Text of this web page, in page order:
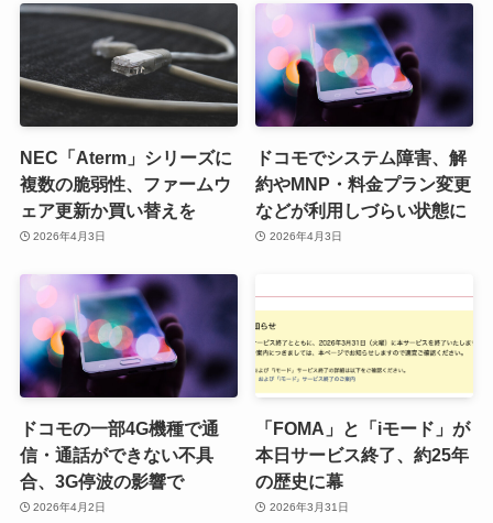
NEC「Aterm」シリーズに
複数の脆弱性、ファームウ
ェア更新か買い替えを
2026年4月3日
ドコモでシステム障害、解
約やMNP・料金プラン変更
などが利用しづらい状態に
2026年4月3日
ドコモの一部4G機種で通
信・通話ができない不具
合、3G停波の影響で
2026年4月2日
「FOMA」と「iモード」が
本日サービス終了、約25年
の歴史に幕
2026年3月31日